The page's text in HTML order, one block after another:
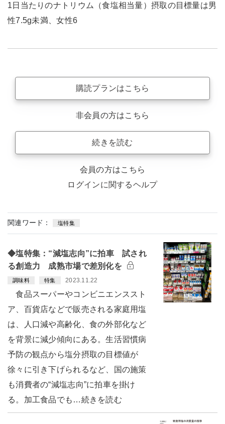
1日当たりのナトリウム（食塩相当量）摂取の目標量は男
性7.5g未満、女性6
購読プランはこちら
非会員の方はこちら
続きを読む
会員の方はこちら
ログインに関するヘルプ
関連ワード： 塩特集
◆塩特集：“減塩志向”に拍車 試され
る創造力 成熟市場で差別化を
調味料 特集 2023.11.22
食品スーパーやコンビニエンススト
ア、百貨店などで販売される家庭用塩
は、人口減や高齢化、食の外部化など
を背景に減少傾向にある。生活習慣病
予防の観点から塩分摂取の目標値が
徐々に引き下げられるなど、国の施策
も消費者の“減塩志向”に拍車を掛け
る。加工食品でも…続きを読む